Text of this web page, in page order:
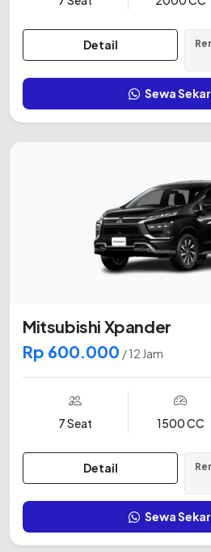
Detail
Sewa
Mitsubishi Xpander
Rp 600.000 / 12 Jam
7 Seat 1500 CC
Detail
Sewa